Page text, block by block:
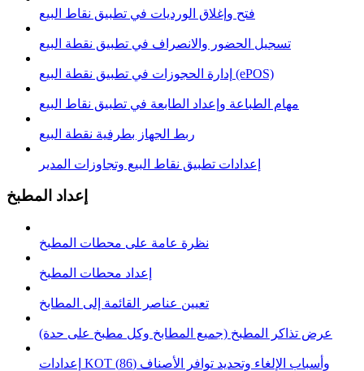
فتح وإغلاق الوردیات في تطبيق نقاط البيع
تسجيل الحضور والانصراف في تطبيق نقطة البيع
إدارة الحجوزات في تطبيق نقطة البيع (ePOS)
مهام الطباعة وإعداد الطابعة في تطبيق نقاط البيع
ربط الجهاز بطرفية نقطة البيع
إعدادات تطبيق نقاط البيع وتجاوزات المدير
إعداد المطبخ
نظرة عامة على محطات المطبخ
إعداد محطات المطبخ
تعيين عناصر القائمة إلى المطابخ
عرض تذاكر المطبخ (جميع المطابخ وكل مطبخ على حدة)
إعدادات KOT وأسباب الإلغاء وتحديد توافر الأصناف (86)